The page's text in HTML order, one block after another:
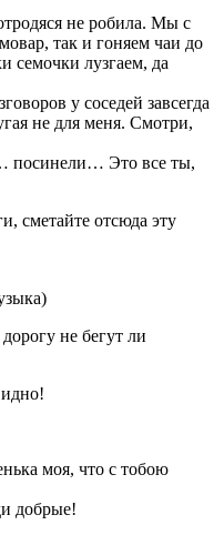
не робила. Мы с
так и гоняем чаи до
семочки лузгаем, да
у соседей завсегда
не для меня. Смотри,
посинели… Это все ты,
сметайте отсюда эту
не бегут ли
моя, что с тобою
добрые!